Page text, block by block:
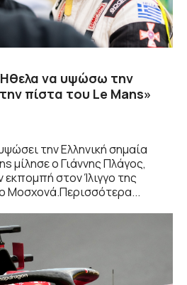
να υψώσω την
πίστα του Le Mans»
την Ελληνική σημαία
μίλησε ο Γιάννης Πλάγος,
στον Ίλιγγο της
Μοσχονά.Περισσότερα...